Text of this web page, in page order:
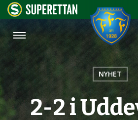
NYHET
2-2 i